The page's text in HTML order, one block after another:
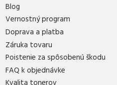
Blog
Vernostný program
Doprava a platba
Záruka tovaru
Poistenie za spôsobenú škodu
FAQ k objednávke